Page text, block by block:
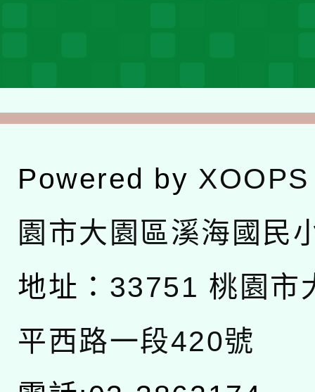
Powered by XOOPS
園市大園區溪海國民
地址： 33751 桃園市
平西路一段420號